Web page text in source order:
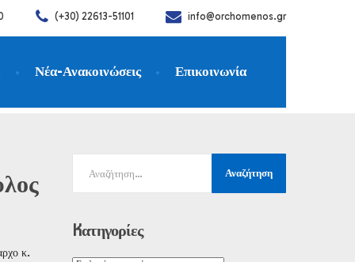
(+30) 22613-51101 info@orchomenos.gr
Νέα-Ανακοινώσεις Επικοινωνία
κ.
Kατηγορίες